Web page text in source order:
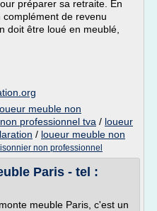
préparer sa retraite. En
de revenu
doit être loué en meublé,
meuble non
professionnel tva / loueur
/ loueur meuble non
non professionnel
Paris - tel :
meuble Paris, c'est un